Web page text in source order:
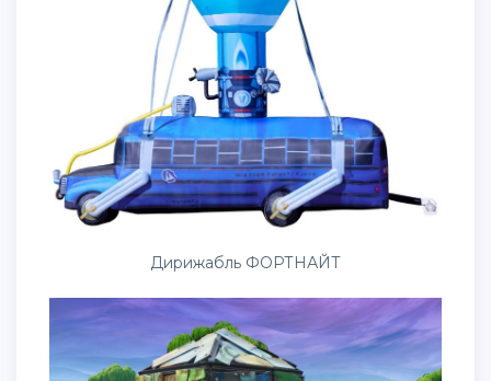
Дирижабль ФОРТНАЙТ